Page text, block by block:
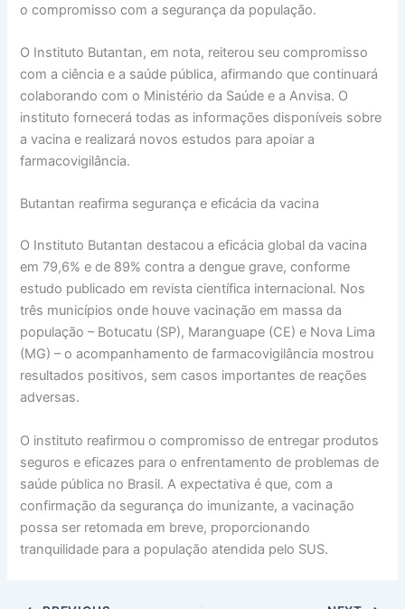
o compromisso com a segurança da população.
O Instituto Butantan, em nota, reiterou seu compromisso
com a ciência e a saúde pública, afirmando que continuará
colaborando com o Ministério da Saúde e a Anvisa. O
instituto fornecerá todas as informações disponíveis sobre
a vacina e realizará novos estudos para apoiar a
farmacovigilância.
Butantan reafirma segurança e eficácia da vacina
O Instituto Butantan destacou a eficácia global da vacina
em 79,6% e de 89% contra a dengue grave, conforme
estudo publicado em revista científica internacional. Nos
três municípios onde houve vacinação em massa da
população – Botucatu (SP), Maranguape (CE) e Nova Lima
(MG) – o acompanhamento de farmacovigilância mostrou
resultados positivos, sem casos importantes de reações
adversas.
O instituto reafirmou o compromisso de entregar produtos
seguros e eficazes para o enfrentamento de problemas de
saúde pública no Brasil. A expectativa é que, com a
confirmação da segurança do imunizante, a vacinação
possa ser retomada em breve, proporcionando
tranquilidade para a população atendida pelo SUS.